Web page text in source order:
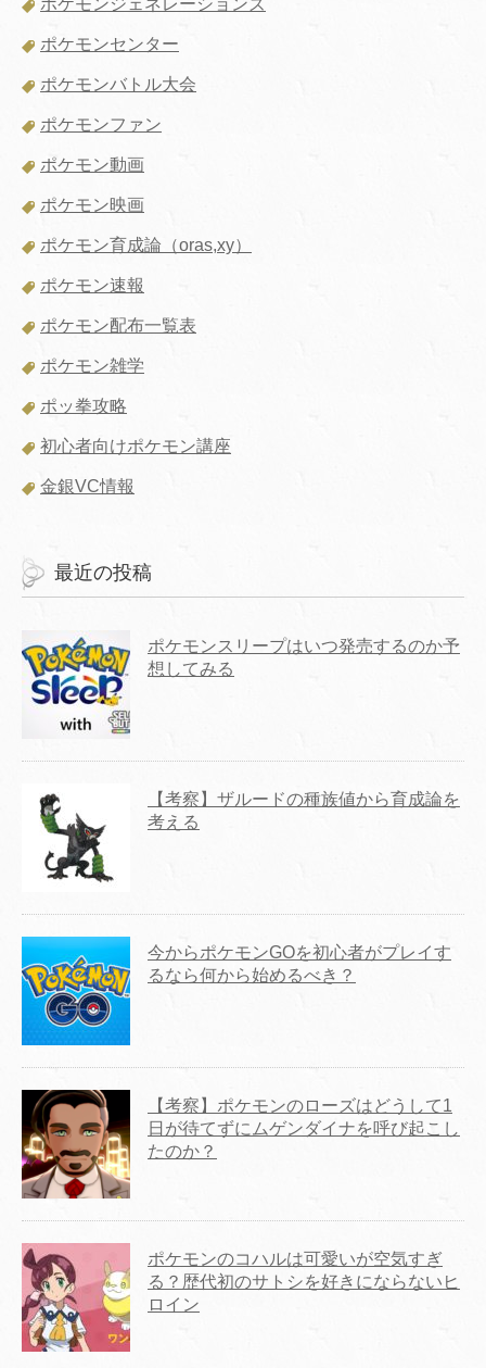
ポケモンジェネレーションズ
ポケモンセンター
ポケモンバトル大会
ポケモンファン
ポケモン動画
ポケモン映画
ポケモン育成論（oras,xy）
ポケモン速報
ポケモン配布一覧表
ポケモン雑学
ポッ拳攻略
初心者向けポケモン講座
金銀VC情報
最近の投稿
ポケモンスリープはいつ発売するのか予
想してみる
【考察】ザルードの種族値から育成論を
考える
今からポケモンGOを初心者がプレイす
るなら何から始めるべき？
【考察】ポケモンのローズはどうして1
日が待てずにムゲンダイナを呼び起こし
たのか？
ポケモンのコハルは可愛いが空気すぎ
る？歴代初のサトシを好きにならないヒ
ロイン